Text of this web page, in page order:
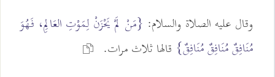
وقال عليه الصلاة والسلام: {مَنْ لَمْ يَحْزَنْ لِمَوْتِ العَالِمِ، فَهُوَ
مُنَافِقٌ مُنَافِقٌ مُنَافِقٌ} قالها ثلاث مرات.